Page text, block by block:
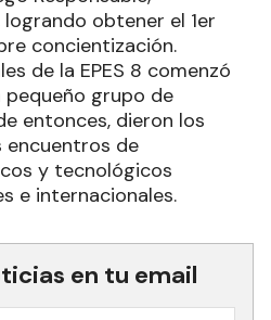
obtener el 1er
concientización.
de la EPES 8 comenzó
pequeño grupo de
entonces, dieron los
encuentros de
y tecnológicos
e internacionales.
en tu email